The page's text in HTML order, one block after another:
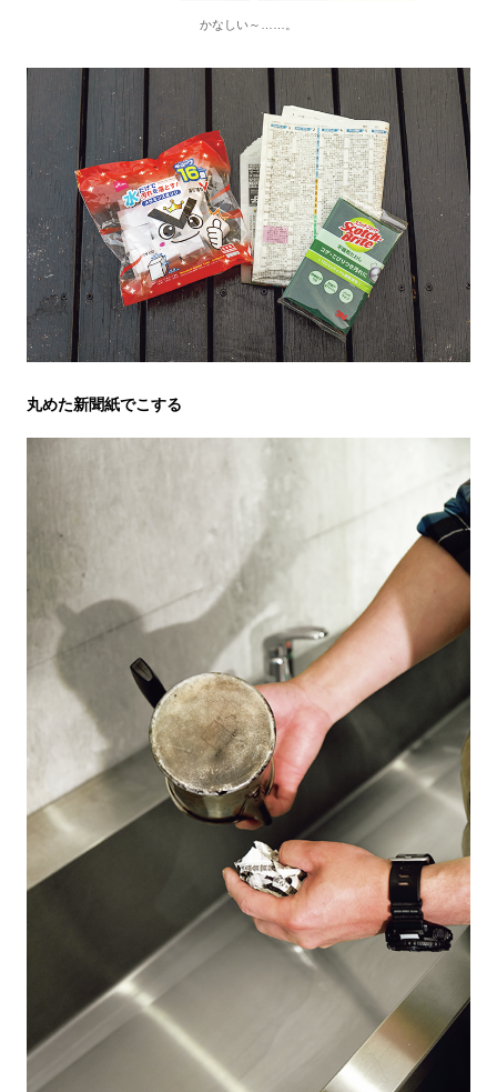
かなしい～……。
丸めた新聞紙でこする